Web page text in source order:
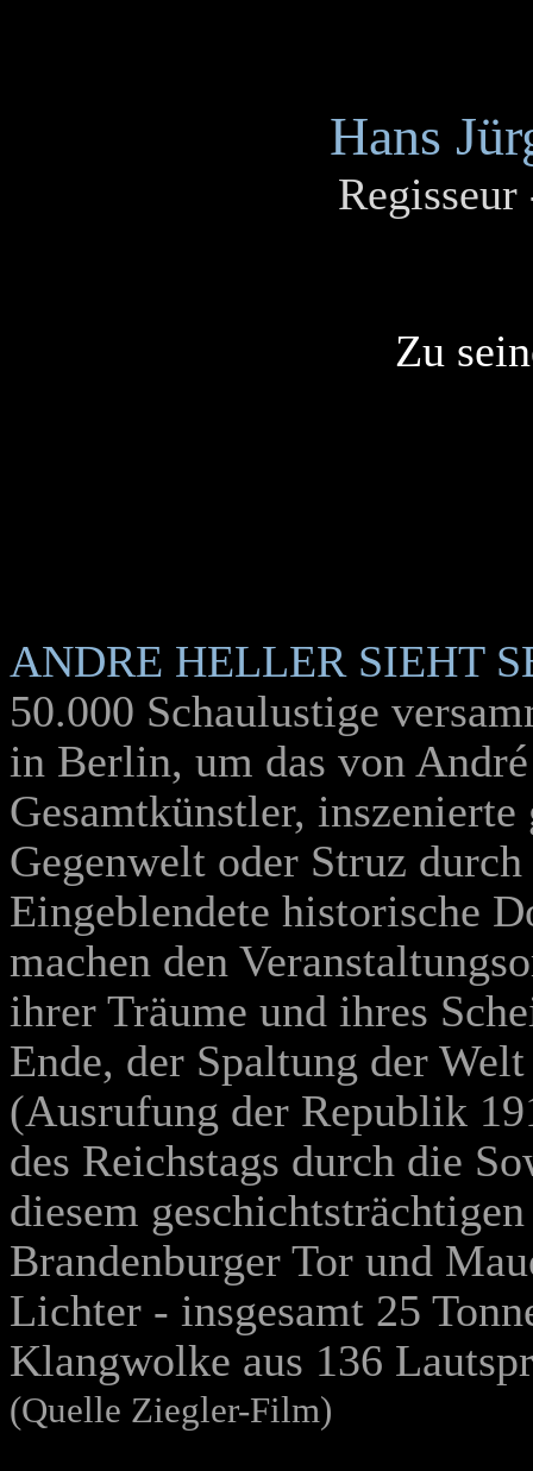
Hans
Regisseur
Zu
ANDRE HELLER SIEHT
50.000 Schaulustige
in Berlin, um das von
Gesamtkünstler,
Gegenwelt oder Struz
Eingeblendete historische
machen den
ihrer Träume und ihres
Ende, der Spaltung der
(Ausrufung der Republik
des Reichstags durch die
diesem
Brandenburger Tor und
Lichter - insgesamt 25
Klangwolke aus 136
(Quelle Ziegler-Film)